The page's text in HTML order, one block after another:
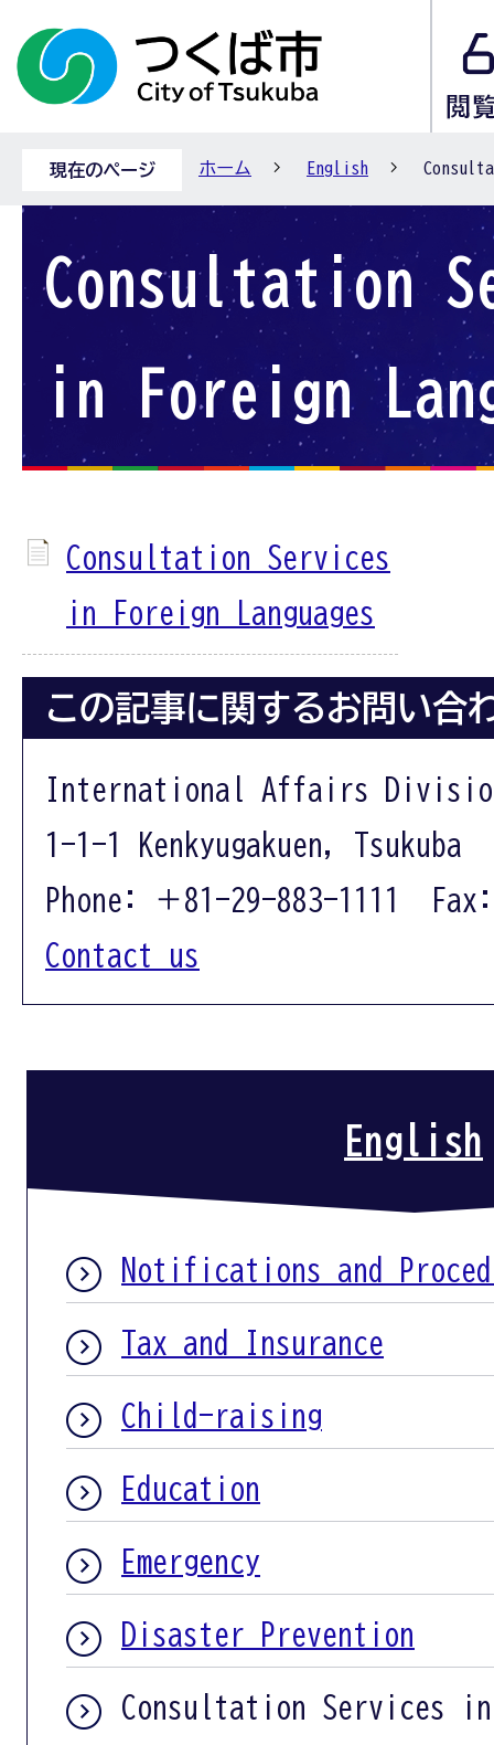
現在のページ ホーム English
Consultation
in Foreign
Consultation Services
in Foreign Languages
この記事に関するお問い合
International Affairs
1-1-1 Kenkyugakuen, Tsukuba
Phone: ＋81-29-883-1111
Contact us
English
Notifications and
Tax and Insurance
Child-raising
Education
Emergency
Disaster Prevention
Consultation Services